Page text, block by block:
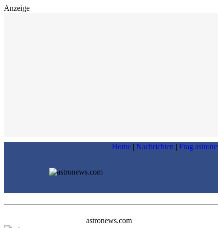
Anzeige
Home | Nachrichten | Frag
astronews.com